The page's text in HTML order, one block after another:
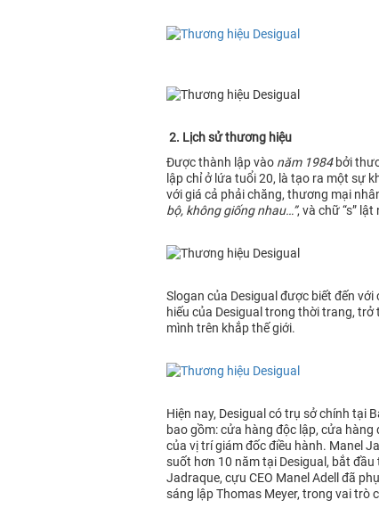
2. Lịch sử thương hiệu
Được thành lập vào năm 1984bởi
lập chỉ ở lứa tuổi 20, là tạo ra một sự
với giá cả phải chăng, thương mại
bộ, không giống nhau…”, và chữ “s”
Slogan của Desigual được biết đến với
hiếu của Desigual trong thời trang,
mình trên khắp thế giới.
Hiện nay, Desigual có trụ sở chính tại
bao gồm: cửa hàng độc lập, cửa
của vị trí giám đốc điều hành. Manel
suốt hơn 10 năm tại Desigual, bắt
Jadraque, cựu CEO Manel Adell đã
sáng lập Thomas Meyer, trong vai trò